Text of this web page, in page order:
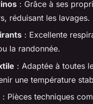
: Grâce à ses
réduisant les lavages.
: Excellente
la randonnée.
: Adaptée à toutes
une température
: Pièces techniques